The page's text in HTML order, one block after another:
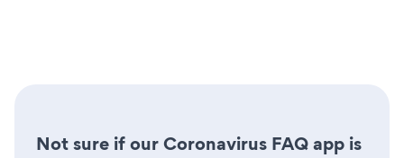
Not sure if our Coronavirus FAQ app is